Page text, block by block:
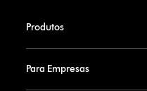
Produtos
Para Empresas